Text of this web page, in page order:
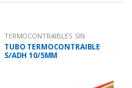
TERMOCONTRAIBLES SIN
ADHESIVO.
TUBO TERMOCONTRAIBLE
S/ADH 10/5MM